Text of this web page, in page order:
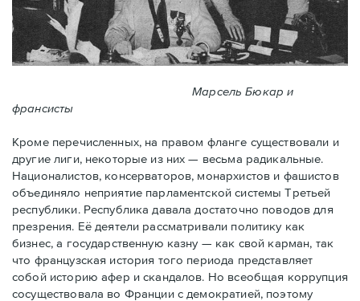
Марсель Бюкар и
франсисты
Кроме перечисленных, на правом фланге существовали и
другие лиги, некоторые из них — весьма радикальные.
Националистов, консерваторов, монархистов и фашистов
объединяло неприятие парламентской системы Третьей
республики. Республика давала достаточно поводов для
презрения. Её деятели рассматривали политику как
бизнес, а государственную казну — как свой карман, так
что французская история того периода представляет
собой историю афер и скандалов. Но всеобщая коррупция
сосуществовала во Франции с демократией, поэтому